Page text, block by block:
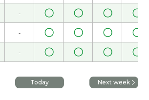
差得远，但是我想每天写汉语的
油！
油！
- 〇 〇 〇 〇
- 〇 〇 〇 〇
- 〇 〇 〇 〇
Today Next week